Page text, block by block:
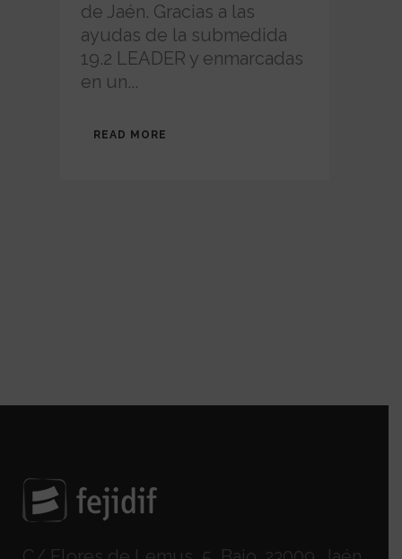
de Jaén. Gracias a las
ayudas de la submedida
19.2 LEADER y enmarcadas
en un...
READ MORE